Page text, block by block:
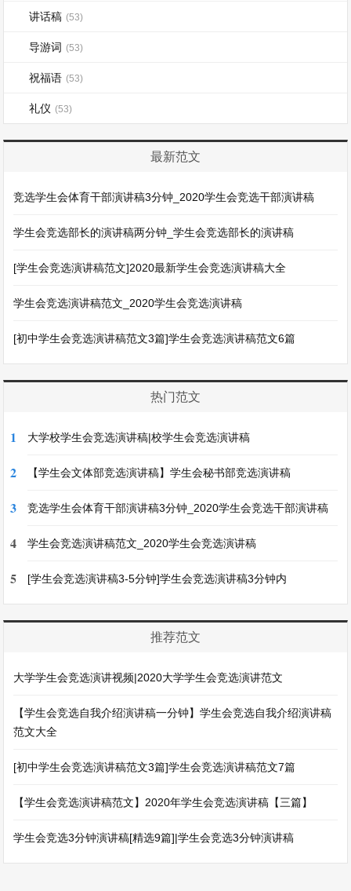
讲话稿 (53)
导游词 (53)
祝福语 (53)
礼仪 (53)
最新范文
竞选学生会体育干部演讲稿3分钟_2020学生会竞选干部演讲稿
学生会竞选部长的演讲稿两分钟_学生会竞选部长的演讲稿
[学生会竞选演讲稿范文]2020最新学生会竞选演讲稿大全
学生会竞选演讲稿范文_2020学生会竞选演讲稿
[初中学生会竞选演讲稿范文3篇]学生会竞选演讲稿范文6篇
热门范文
1 大学校学生会竞选演讲稿|校学生会竞选演讲稿
2 【学生会文体部竞选演讲稿】学生会秘书部竞选演讲稿
3 竞选学生会体育干部演讲稿3分钟_2020学生会竞选干部演讲稿
4 学生会竞选演讲稿范文_2020学生会竞选演讲稿
5 [学生会竞选演讲稿3-5分钟]学生会竞选演讲稿3分钟内
推荐范文
大学学生会竞选演讲视频|2020大学学生会竞选演讲范文
【学生会竞选自我介绍演讲稿一分钟】学生会竞选自我介绍演讲稿
范文大全
[初中学生会竞选演讲稿范文3篇]学生会竞选演讲稿范文7篇
【学生会竞选演讲稿范文】2020年学生会竞选演讲稿【三篇】
学生会竞选3分钟演讲稿[精选9篇]|学生会竞选3分钟演讲稿